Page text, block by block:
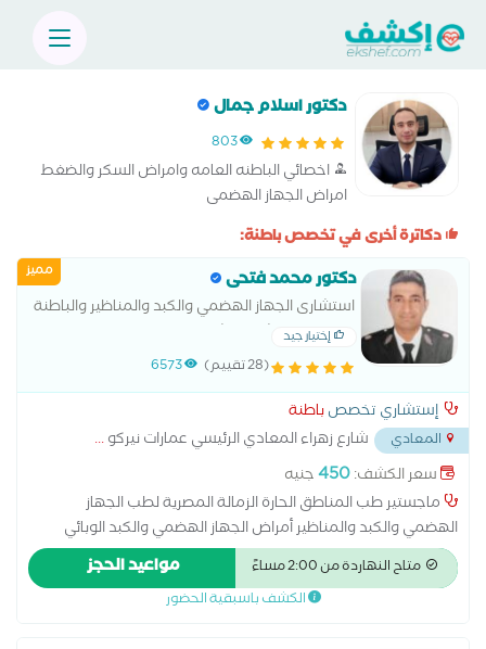
دكتور اسلام جمال
803
اخصائي الباطنه العامه وامراض السكر والضغط
امراض الجهاز الهضمى
دكاترة أخرى في تخصص باطنة:
مميز دكتور محمد فتحى
استشارى الجهاز الهضمي والكبد والمناظير والباطنة
العامة بمستشفى الشرطة
إختيار جيد
(28 تقييم) 6573
إستشاري تخصصباطنة
المعادي شارع زهراء المعادي الرئيسي عمارات نيركو...
سعر الكشف:450جنيه
ماجستير طب المناطق الحارة الزمالة المصرية لطب الجهاز
الهضمي والكبد والمناظير أمراض الجهاز الهضمي والكبد الوبائي
تشخيص وعلاج حالات ارتجاع المرئ إلتهاب المعدة والاثنى عشر
الأمراض المعدية أمراض الباطنة العامة بالون المعدة والبالونات
الذكية لنزول الوزن خدمة سونار البطن
متاح النهاردة من 2:00 مساءً مواعيد الحجز
الكشف باسبقية الحضور